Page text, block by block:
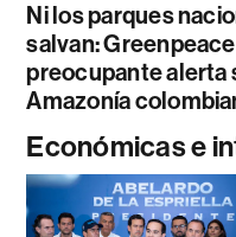
Ni los parques
salvan:
preocupante alerta
Amazonía
Económicas e